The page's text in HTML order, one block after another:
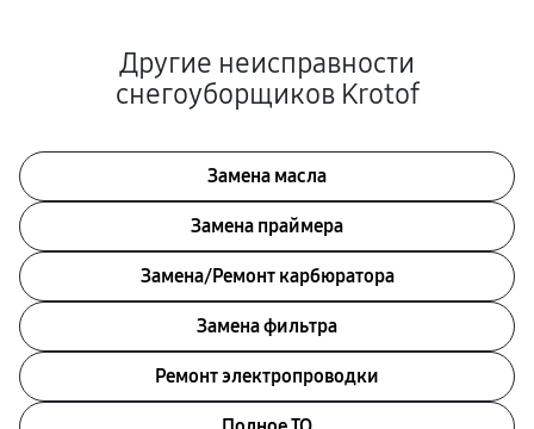
Другие неисправности
снегоуборщиков Krotof
Замена масла
Замена праймера
Замена/Pемонт карбюратора
Замена фильтра
Ремонт электропроводки